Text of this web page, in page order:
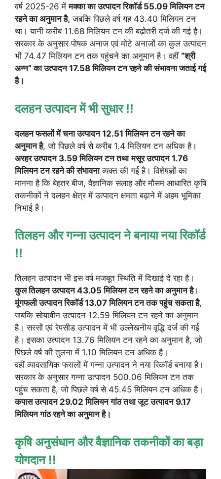
वर्ष 2025-26 मेंमक्का का उत्पादन रिकॉर्ड 55.09 मिलियन टन
रहने का अनुमान है, जबकि पिछले वर्ष यह 43.40 मिलियन टन
था। यानी करीब 11.68 मिलियन टन की बढ़ोतरी दर्ज की गई है।
सरकार के अनुसार पोषक अनाज एवं मोटे अनाजों का कुल उत्पादन
भी 74.47 मिलियन टन तक पहुंचने का अनुमान है। वहीं “श्री
अन्न” का उत्पादन 17.58 मिलियन टन रहने की संभावना जताई गई
है।
दलहन उत्पादन में भी सुधार !!
दलहन फसलों में चना उत्पादन 12.51 मिलियन टन रहने का
अनुमान है, जो पिछले वर्ष से करीब 1.4 मिलियन टन अधिक है।
अरहर उत्पादन 3.59 मिलियन टन तथा मसूर उत्पादन 1.76
मिलियन टन रहने की संभावनाव्यक्त की गई है। विशेषज्ञों का
मानना है कि बेहतर बीज, वैज्ञानिक सलाह और मौसम आधारित कृषि
तकनीकों ने दलहन क्षेत्र में उत्पादन क्षमता बढ़ाने में अहम भूमिका
निभाई है।
तिलहन और गन्ना उत्पादन ने बनाया नया रिकॉर्ड
!!
तिलहन उत्पादन भी इस वर्ष मजबूत स्थिति में दिखाई दे रहा है।
कुल तिलहन उत्पादन 43.05 मिलियन टन रहने का अनुमान है।
मूंगफली उत्पादन रिकॉर्ड 13.07 मिलियन टन तक पहुंच सकता है,
जबकि सोयाबीन उत्पादन 12.59 मिलियन टन रहने का अनुमान
है। सरसों एवं रेपसीड उत्पादन में भी उल्लेखनीय वृद्धि दर्ज की गई
है। इसका उत्पादन 13.76 मिलियन टन रहने का अनुमान है, जो
पिछले वर्ष की तुलना में 1.10 मिलियन टन अधिक है।
वहीं व्यावसायिक फसलों में गन्ना उत्पादन ने नया रिकॉर्ड बनाया है।
सरकार के अनुसार गन्ना उत्पादन 500.06 मिलियन टन तक
पहुंच सकता है, जो पिछले वर्ष से 45.45 मिलियन टन अधिक है।
कपास उत्पादन 29.02 मिलियन गांठ तथा जूट उत्पादन 9.17
मिलियन गांठ रहने का अनुमान है।
कृषि अनुसंधान और वैज्ञानिक तकनीकों का बड़ा
योगदान !!